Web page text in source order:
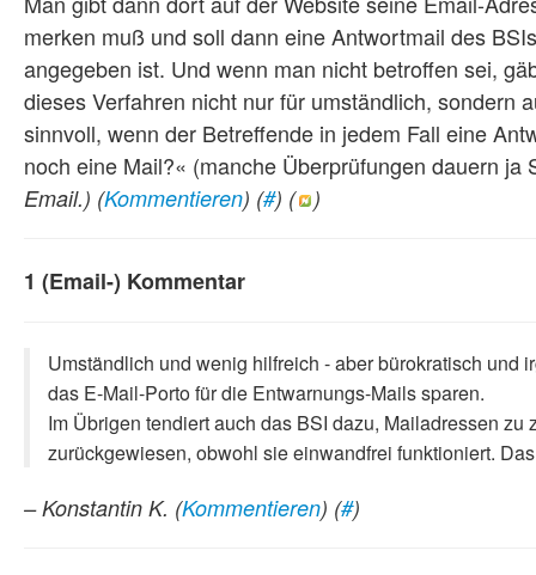
merken muß und soll dann eine Antwortmail des
angegeben ist. Und wenn man nicht betroffen sei,
dieses Verfahren nicht nur für umständlich, sondern
sinnvoll, wenn der Betreffende in jedem Fall eine
noch eine Mail?« (manche Überprüfungen dauern ja
Email.) (Kommentieren) (#) ( )
1 (Email-) Kommentar
Umständlich und wenig hilfreich - aber bürokratisch und
das E-Mail-Porto für die Entwarnungs-Mails sparen.
Im Übrigen tendiert auch das BSI dazu, Mailadressen
zurückgewiesen, obwohl sie einwandfrei funktioniert.
– Konstantin K. (Kommentieren) (#)